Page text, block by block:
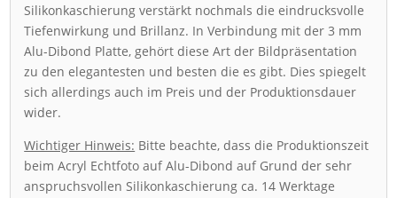
Silikonkaschierung verstärkt nochmals die eindrucksvolle
Tiefenwirkung und Brillanz. In Verbindung mit der 3 mm
Alu-Dibond Platte, gehört diese Art der Bildpräsentation
zu den elegantesten und besten die es gibt. Dies spiegelt
sich allerdings auch im Preis und der Produktionsdauer
wider.
Wichtiger Hinweis: Bitte beachte, dass die Produktionszeit
beim Acryl Echtfoto auf Alu-Dibond auf Grund der sehr
anspruchsvollen Silikonkaschierung ca. 14 Werktage